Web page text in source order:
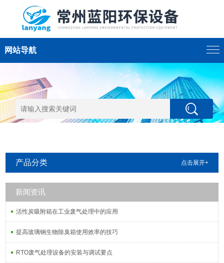
网站导航
产品分类 点击展开+
新闻资讯
活性炭吸附箱在工业废气处理中的应用
提高玻璃钢生物除臭箱使用效率的技巧
RTO废气处理设备的安装与调试要点